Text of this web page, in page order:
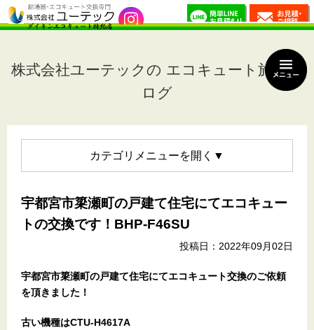
株式会社ユーテックの エコキュート施工ブ
ログ
カテゴリメニュー
宇都宮市簗瀬町の戸建て住宅にてエコキュー
トの交換です！BHP-F46SU
投稿日：2022年09月02日
宇都宮市簗瀬町の戸建て住宅にてエコキュート交換のご依頼
を頂きました！
古い機種はCTU-H4617A